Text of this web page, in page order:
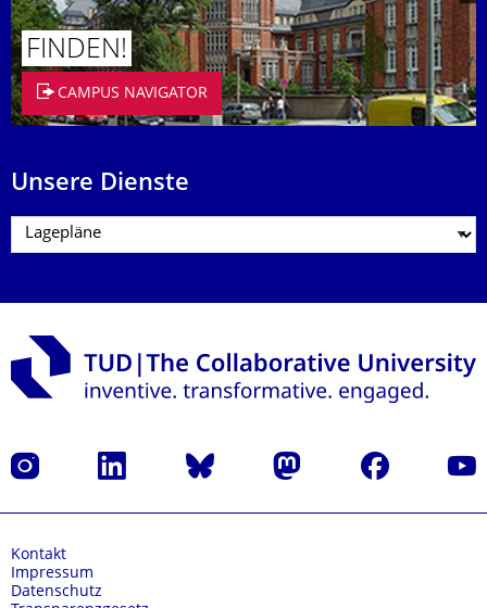
FINDEN!
CAMPUS NAVIGATOR
Unsere Dienste
Instagram LinkedIn Bluesky Mastodon Facebook
Kontakt
Impressum
Datenschutz